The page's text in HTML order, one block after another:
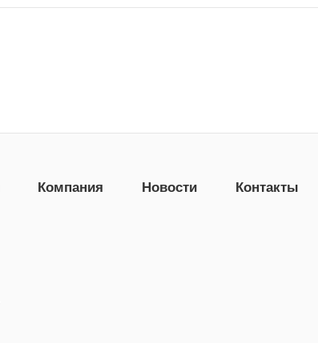
Компания Новости Контакты